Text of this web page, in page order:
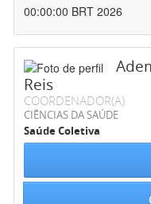
00:00:00 BRT 2026
Reis
COORDENADOR(A)
CIÊNCIAS DA SAÚDE
Saúde Coletiva